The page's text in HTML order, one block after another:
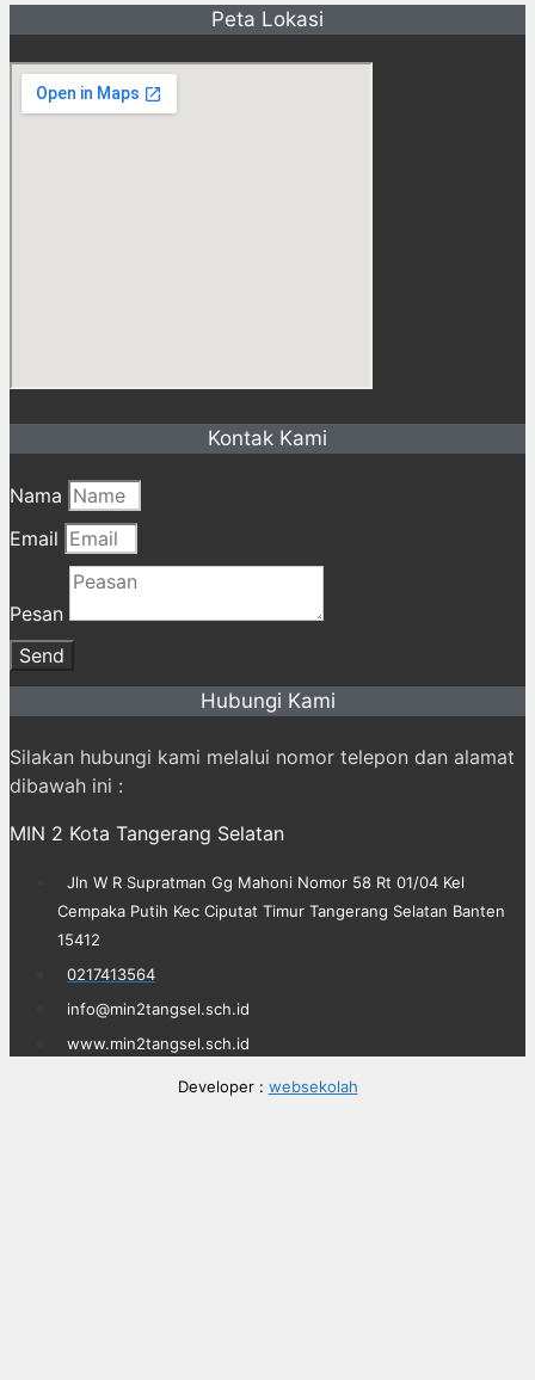
Peta Lokasi
Kontak Kami
Nama
Email
Pesan
Send
Hubungi Kami
Silakan hubungi kami melalui nomor telepon dan alamat
dibawah ini :
MIN 2 Kota Tangerang Selatan
Jln W R Supratman Gg Mahoni Nomor 58 Rt 01/04 Kel
Cempaka Putih Kec Ciputat Timur Tangerang Selatan Banten
15412
0217413564
info@min2tangsel.sch.id
www.min2tangsel.sch.id
Developer : websekolah